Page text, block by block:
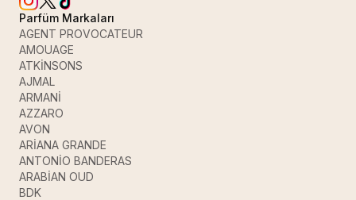
Parfüm Markaları
AGENT PROVOCATEUR
AMOUAGE
ATKİNSONS
AJMAL
ARMANİ
AZZARO
AVON
ARİANA GRANDE
ANTONİO BANDERAS
ARABİAN OUD
BDK